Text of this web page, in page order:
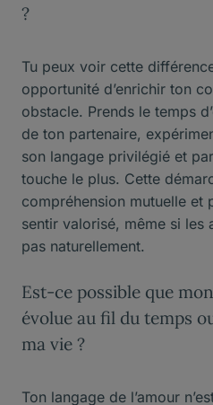
?
Tu peux voir cette
opportunité d’enrichir ton
obstacle. Prends le temps
de ton partenaire,
son langage privilégié et
touche le plus. Cette
compréhension mutuelle et
sentir valorisé, même si les
pas naturellement.
Est-ce possible que
évolue au fil du temps
ma vie ?
Ton langage de l’amour